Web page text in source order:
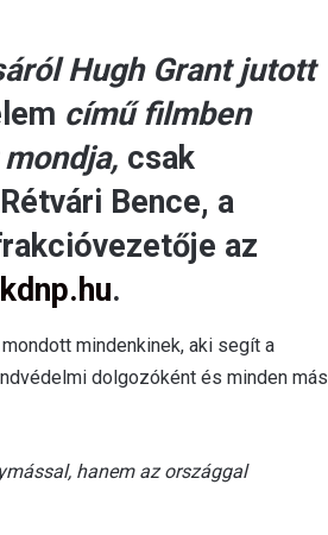
Hugh Grant jutott
című filmben
csak
Bence, a
az
kdnp.hu.
mindenkinek, aki segít a
dolgozóként és minden más
hanem az országgal